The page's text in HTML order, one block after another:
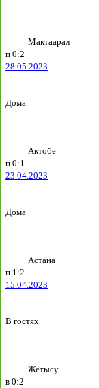
Мактаарал
п 0:2
28.05.2023
Дома
Актобе
п 0:1
23.04.2023
Дома
Астана
п 1:2
15.04.2023
В гостях
Жетысу
в 0:2